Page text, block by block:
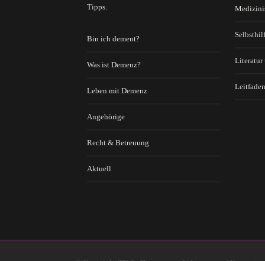
Tipps.
Bin ich dement?
Was ist Demenz?
Leben mit Demenz
Angehörige
Recht & Betreuung
Aktuell
Literatur